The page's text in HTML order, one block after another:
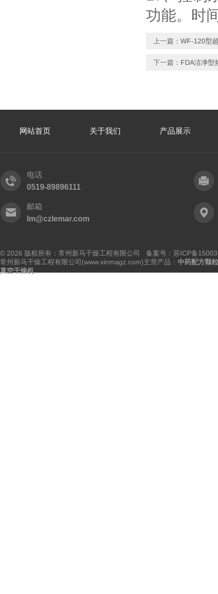
功能。时
上一篇： WF-120型
下一篇： FDA洁净型
网站首页 关于我们 产品展示
电话
0519-89896111
邮箱
lm@czlemar.com
© 2026 版权所有：常州新马干燥工程有限公司 备案号： 苏ICP备
常州新马干燥工程有限公司(www.xinmagz.com)主营产品： 中药配方颗
真空干燥机